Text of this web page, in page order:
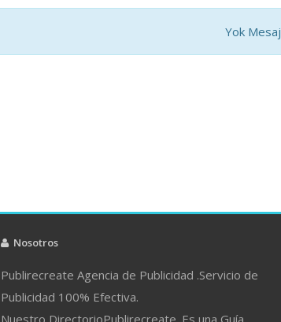
Yok Mesaj
Nosotros
Publirecreate Agencia de Publicidad .Servicio de
Publicidad 100% Efectiva.